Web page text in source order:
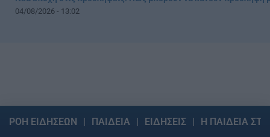
04/08/2026 - 13:02
ΡΟΗ ΕΙΔΗΣΕΩΝ ΠΑΙΔΕΙΑ ΕΙΔΗΣΕΙΣ Η ΠΑΙΔΕΙΑ